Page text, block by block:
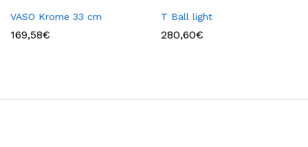
VASO Krome 33 cm
169,58€
T Ball light
280,60€